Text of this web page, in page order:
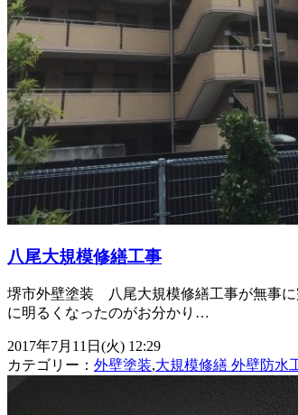
八尾大規模修繕工事
堺市外壁塗装 八尾大規模修繕工事が無事に
に明るくなったのがお分かり…
2017年7月11日(火) 12:29
カテゴリー： 外壁塗装,大規模修繕 外壁防水